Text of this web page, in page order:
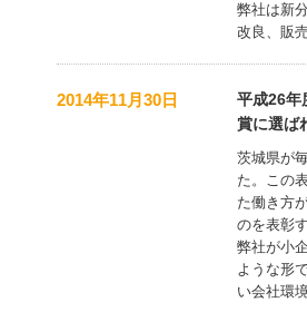
弊社は新
改良、販
2014年11月30日
平成26年
賞に選ば
茨城県が
た。この
た働き方
のを表彰
弊社が小
ような形
い会社環